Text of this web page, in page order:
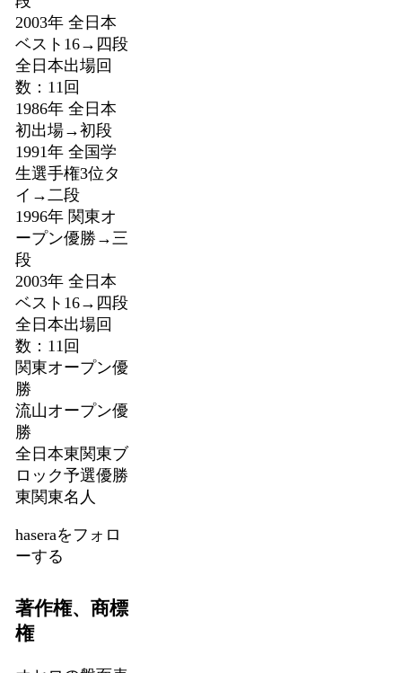
2003年 全日本
ベスト16→四段
全日本出場回
数：11回
1986年 全日本
初出場→初段
1991年 全国学
生選手権3位タ
イ→二段
1996年 関東オ
ープン優勝→三
段
2003年 全日本
ベスト16→四段
全日本出場回
数：11回
関東オープン優
勝
流山オープン優
勝
全日本東関東ブ
ロック予選優勝
東関東名人
haseraをフォロ
ーする
著作権、商標
権